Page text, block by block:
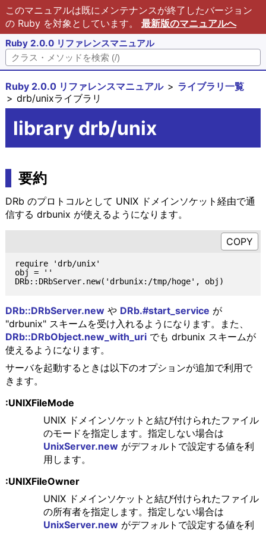
このマニュアルは既にメンテナンスが終了したバージョン
の Ruby を対象としています。 最新版のマニュアルへ
Ruby 2.0.0 リファレンスマニュアル
Ruby 2.0.0 リファレンスマニュアル
ライブラリ一覧
drb/unixライブラリ
library drb/unix
要約
DRb のプロトコルとして UNIX ドメインソケット経由で通
信する drbunix が使えるようになります。
require 'drb/unix'
obj = ''
DRb::DRbServer.newや DRb.#start_service が
"drbunix" スキームを受け入れるようになります。また、
DRb::DRbObject.new_with_uriでも drbunix スキームが
使えるようになります。
サーバを起動するときは以下のオプションが追加で利用で
きます。
:UNIXFileMode
UNIX ドメインソケットと結び付けられたファイル
のモードを指定します。指定しない場合は
UnixServer.newがデフォルトで設定する値を利
用します。
:UNIXFileOwner
UNIX ドメインソケットと結び付けられたファイル
の所有者を指定します。指定しない場合は
UnixServer.newがデフォルトで設定する値を利